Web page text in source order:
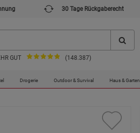
30 Tage Rückgaberecht
GUT (148.387)
Drogerie Outdoor & Survival Haus & Garten